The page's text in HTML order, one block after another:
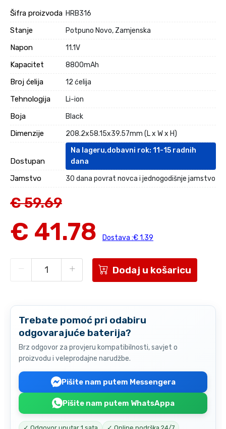
Šifra proizvoda HRB316
Stanje Potpuno Novo, Zamjenska
Napon 11.1V
Kapacitet 8800mAh
Broj ćelija 12 ćelija
Tehnologija Li-ion
Boja Black
Dimenzije 208.2x58.15x39.57mm (L x W x H)
Dostupan
Na lageru,dobavni rok: 11-15 radnih
dana
Jamstvo 30 dana povrat novca i jednogodišnje jamstvo
€ 59.69
€ 41.78 Dostava :€ 1.39
Dodaj u košaricu
Trebate pomoć pri odabiru
odgovarajuće baterija?
Brz odgovor za provjeru kompatibilnosti, savjet o
proizvodu i veleprodajne narudžbe.
Pišite nam putem Messengera
Pišite nam putem WhatsAppa